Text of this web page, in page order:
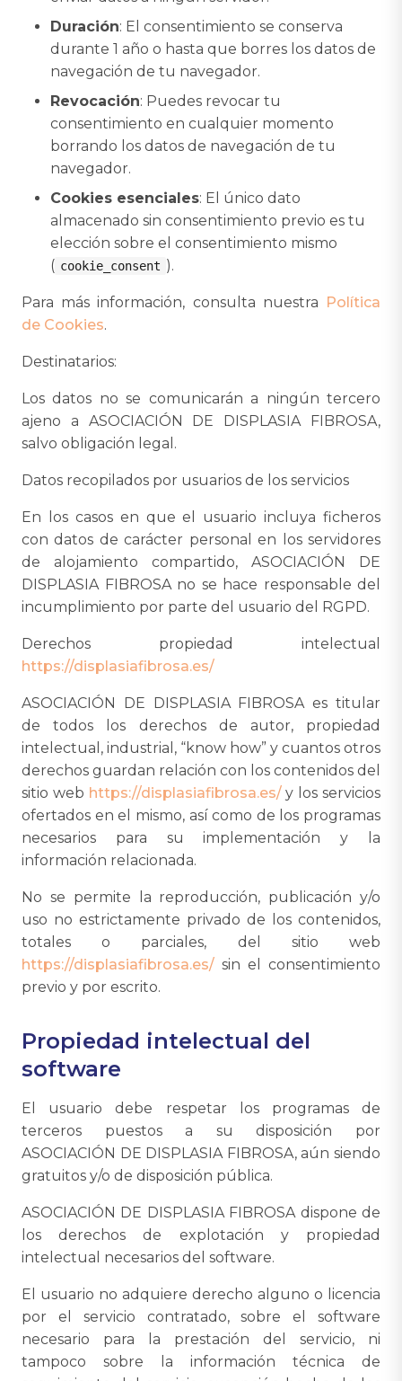
Duración: El consentimiento se conserva
durante 1 año o hasta que borres los datos de
navegación de tu navegador.
Revocación: Puedes revocar tu
consentimiento en cualquier momento
borrando los datos de navegación de tu
navegador.
Cookies esenciales: El único dato
almacenado sin consentimiento previo es tu
elección sobre el consentimiento mismo
( cookie_consent ).
Para más información, consulta nuestra Política
de Cookies.
Destinatarios:
Los datos no se comunicarán a ningún tercero
ajeno a ASOCIACIÓN DE DISPLASIA FIBROSA,
salvo obligación legal.
Datos recopilados por usuarios de los servicios
En los casos en que el usuario incluya ficheros
con datos de carácter personal en los servidores
de alojamiento compartido, ASOCIACIÓN DE
DISPLASIA FIBROSA no se hace responsable del
incumplimiento por parte del usuario del RGPD.
Derechos propiedad intelectual
https://displasiafibrosa.es/
ASOCIACIÓN DE DISPLASIA FIBROSA es titular
de todos los derechos de autor, propiedad
intelectual, industrial, “know how” y cuantos otros
derechos guardan relación con los contenidos del
sitio web https://displasiafibrosa.es/y los servicios
ofertados en el mismo, así como de los programas
necesarios para su implementación y la
información relacionada.
No se permite la reproducción, publicación y/o
uso no estrictamente privado de los contenidos,
totales o parciales, del sitio web
https://displasiafibrosa.es/ sin el consentimiento
previo y por escrito.
Propiedad intelectual del
software
El usuario debe respetar los programas de
terceros puestos a su disposición por
ASOCIACIÓN DE DISPLASIA FIBROSA, aún siendo
gratuitos y/o de disposición pública.
ASOCIACIÓN DE DISPLASIA FIBROSA dispone de
los derechos de explotación y propiedad
intelectual necesarios del software.
El usuario no adquiere derecho alguno o licencia
por el servicio contratado, sobre el software
necesario para la prestación del servicio, ni
tampoco sobre la información técnica de